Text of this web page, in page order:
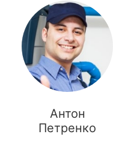
Антон
Петренко